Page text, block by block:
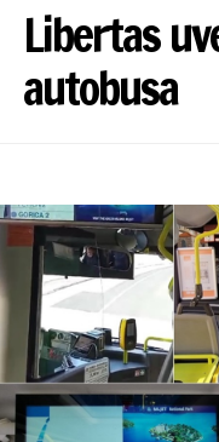
Libertas
autobusa